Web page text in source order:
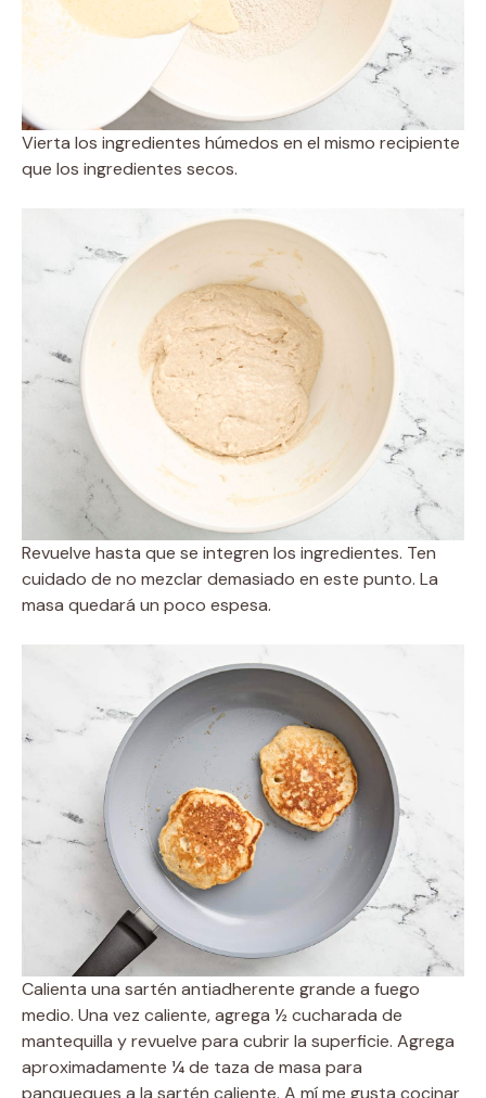
Vierta los ingredientes húmedos en el mismo recipiente
que los ingredientes secos.
Revuelve hasta que se integren los ingredientes. Ten
cuidado de no mezclar demasiado en este punto. La
masa quedará un poco espesa.
Calienta una sartén antiadherente grande a fuego
medio. Una vez caliente, agrega ½ cucharada de
mantequilla y revuelve para cubrir la superficie. Agrega
aproximadamente ¼ de taza de masa para
panqueques a la sartén caliente. A mí me gusta cocinar